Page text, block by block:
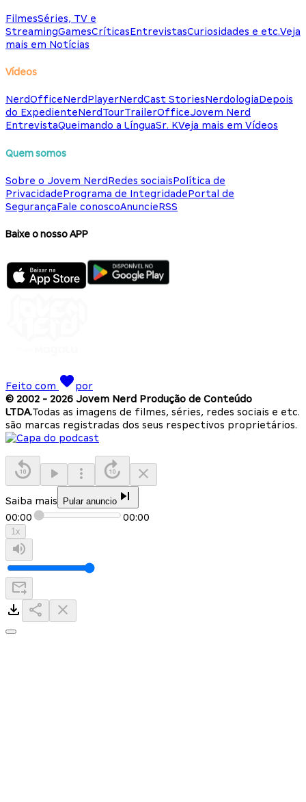
FilmesSéries, TV e
StreamingGamesCríticasEntrevistasCuriosidades e etc.Veja
mais em Notícias
Vídeos
NerdOfficeNerdPlayerNerdCast StoriesNerdologiaDepois
do ExpedienteNerdTourTrailerOfficeJovem Nerd
EntrevistaQueimando a LínguaSr. KVeja mais em Vídeos
Quem somos
Sobre o Jovem NerdRedes sociaisPolítica de
PrivacidadePrograma de IntegridadePortal de
SegurançaFale conoscoAnuncieRSS
Baixe o nosso APP
Feito com
por
© 2002 - 2026 Jovem Nerd Produção de Conteúdo
LTDA.Todas as imagens de filmes, séries, redes sociais e etc.
são marcas registradas dos seus respectivos proprietários.
Saiba mais Pular anuncio
00:00 00:00
1x